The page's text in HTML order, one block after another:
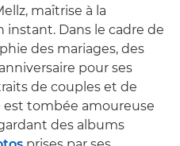
maîtrise à la
Dans le cadre de
des mariages, des
pour ses
de couples et de
est tombée amoureuse
des albums